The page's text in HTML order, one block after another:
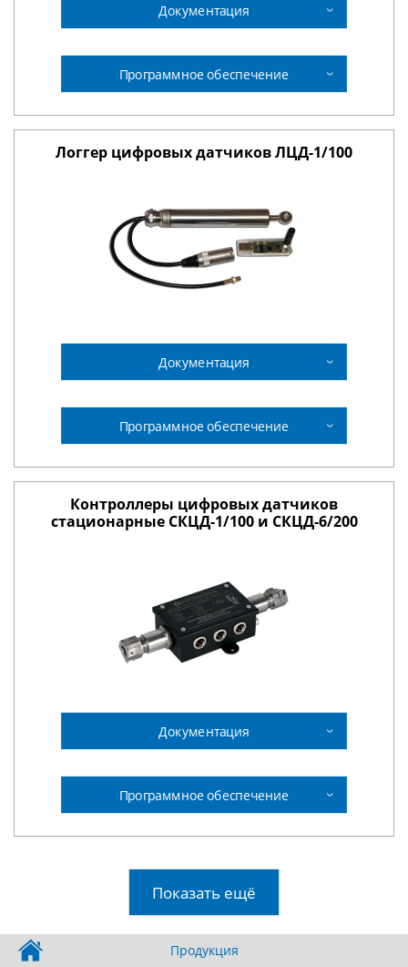
Документация
Программное обеспечение
Логгер цифровых датчиков ЛЦД-1/100
Документация
Программное обеспечение
Контроллеры цифровых датчиков
стационарные СКЦД-1/100 и СКЦД-6/200
Документация
Программное обеспечение
Показать ещё
Продукция